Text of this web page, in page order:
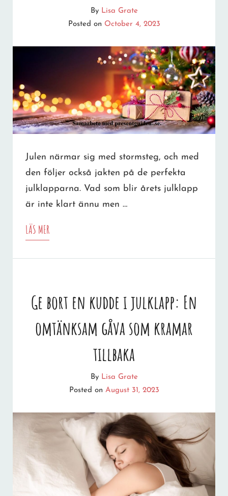
By Lisa Grate
Posted on October 4, 2023
Julen närmar sig med stormsteg, och med
den följer också jakten på de perfekta
julklapparna. Vad som blir årets julklapp
är inte klart ännu men …
LÄS MERJULKLAPPSTIPS
TILL
DE
Ge bort en kudde i julklapp: En
omtänksam gåva som kramar
tillbaka
By Lisa Grate
Posted on August 31, 2023